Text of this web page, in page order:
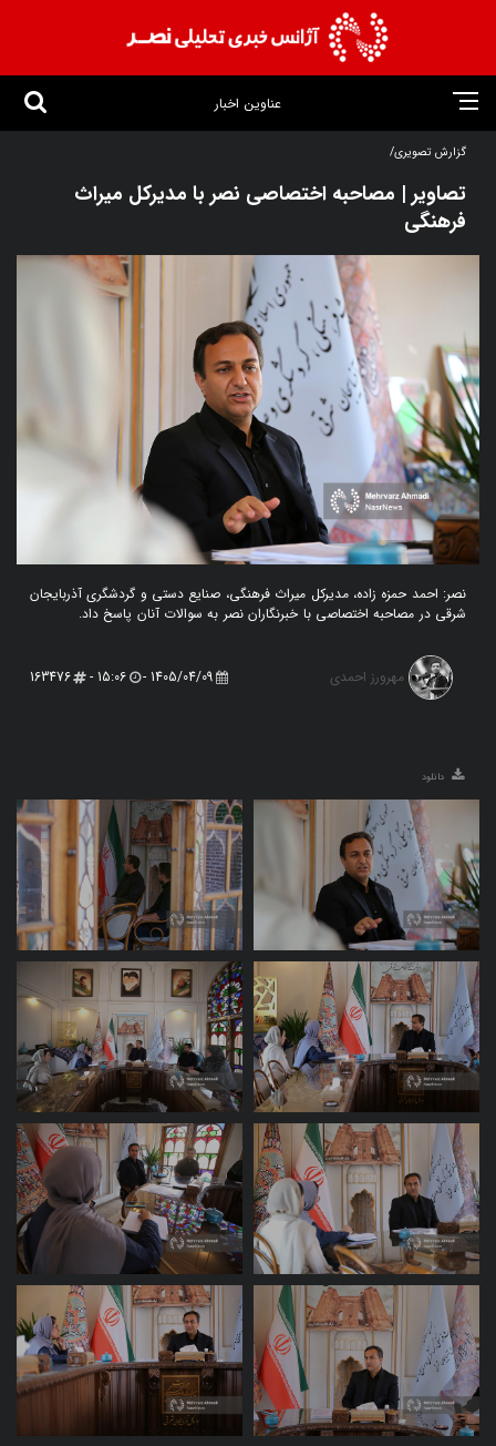
عناوین اخبار
گزارش تصویری/
تصاویر | مصاحبه اختصاصی نصر با مدیرکل میراث
فرهنگی
نصر: احمد حمزه زاده، مدیرکل میراث فرهنگی، صنایع دستی و گردشگری آذربایجان
شرقی در مصاحبه اختصاصی با خبرنگاران نصر به سوالات آنان پاسخ داد.
مهرورز احمدی 1405/04/09 -
15:06 -
163476
دانلود